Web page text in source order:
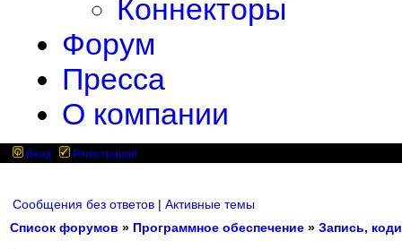
Коннекторы
Форум
Пресса
О компании
Вход Регистрация
Сообщения без ответов | Активные темы
Список форумов » Программное обеспечение » Запись,